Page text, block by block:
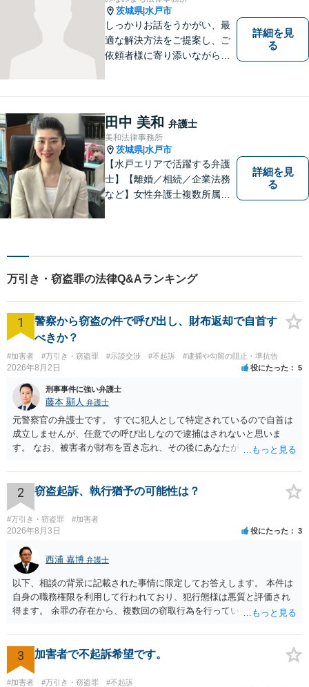
い。【メール24時間受付中】
茨城県|水戸市
しっかりお話をうかがい、最
適な解決方法をご提案し、ご
依頼者様に寄り添いながら全
詳細を見
る
田中 美和 弁護士
美和法律事務所
茨城県|水戸市
【水戸エリアで活躍する弁護
士】【離婚／相続／企業法務
など】女性弁護士複数所属／
いたします。お困りごとがあ
い。
詳細を見
る
万引き・窃盗罪の法律Q&Aランキング
1
警察から窃盗の件で呼び出し、財布返却で自首す
べきか？
#加害者 #万引き・窃盗罪 #示談交渉 #不起訴 #逮捕や勾留の阻止・準抗告
2026年8月2日 役にたった 5
刑事事件に強い弁護士
藤本 顯人 弁護士
元警察官の弁護士です。 すでに犯人として特定されているので自首は
成立しませんが、任意での呼び出しなので逮捕はされないと思いま
す。 なお、被害者が財布を置き忘れ、その後にあなたがトイレに入
と言い逃れはかなり厳しいものと思います。
2 窃盗起訴、執行猶予の可能性は？
#万引き・窃盗罪 #加害者
2026年8月3日 役にたった 3
西浦 嘉博 弁護士
以下、相談の背景に記載された事情に限定してお答えします。 本件は
自身の職務権限を利用して行われており、犯行態様は悪質と評価され
得ます。 余罪の存在から、複数回の窃取行為を行っていたことも悪質
ると思われます。 他方、余罪を含めた全額を弁済していることは、被
害者の経済的損害の回復として有利に斟酌されます。 また、前科前歴
を有しないことも、規範意識が鈍磨しきっているとまでは言えず、有
利な点です。 その他、家族の監督等の情状証拠を適切に提出すること
3 加害者で不起訴希望です。
#加害者 #万引き・窃盗罪 #不起訴